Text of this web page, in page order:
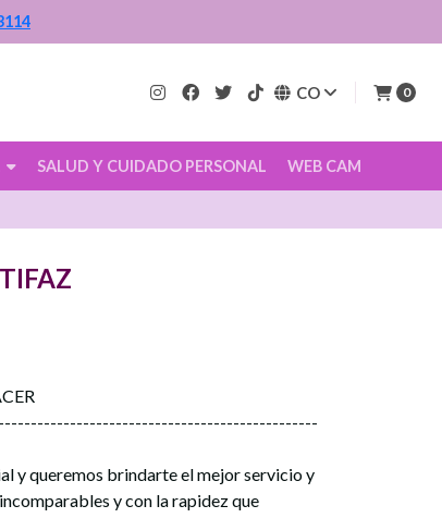
CO 0
SALUD Y CUIDADO PERSONAL WEB CAM
y queremos brindarte el mejor servicio y
y con la rapidez que